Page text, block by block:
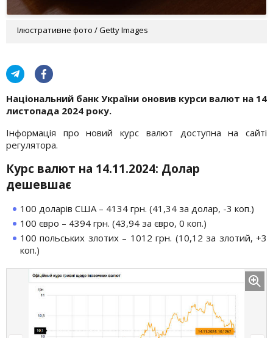
Ілюстративне фото / Getty Images
Національний банк України оновив курси валют на 14
листопада 2024 року.
Інформація про новий курс валют доступна на сайті
регулятора.
Курс валют на 14.11.2024: Долар
дешевшає
100 доларів США – 4134 грн. (41,34 за долар, -3 коп.)
100 євро – 4394 грн. (43,94 за євро, 0 коп.)
100 польських злотих – 1012 грн. (10,12 за злотий, +3
коп.)